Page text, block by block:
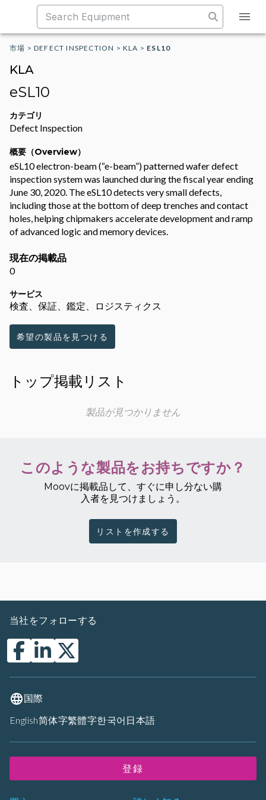
市場 >DEFECT INSPECTION >KLA > ESL10
KLA
eSL10
カテゴリ
Defect Inspection
概要（Overview）
eSL10 electron-beam (“e-beam”) patterned wafer defect
inspection system was launched during the fiscal year ending
June 30, 2020. The eSL10 detects very small defects,
including those at the bottom of deep trenches and contact
holes, helping chipmakers accelerate development and ramp
of advanced logic and memory devices.
現在の掲載品
0
サービス
検査、保証、鑑定、ロジスティクス
希望の製品を見つける
トップ掲載リスト
製品が見つかりません
このような製品をお持ちですか？
Moovに掲載品して、すぐに申し分ない購
入者を見つけましょう。
リストを作成する
当社をフォローする
国際
English简体字繁體字한국어 日本語
登録